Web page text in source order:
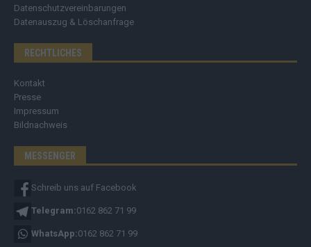
Datenschutzvereinbarungen
Datenauszug & Löschanfrage
RECHTLICHES
Kontakt
Presse
Impressum
Bildnachweis
MESSENGER
Schreib uns auf Facebook
Telegram:0162 862 71 99
WhatsApp:0162 862 71 99